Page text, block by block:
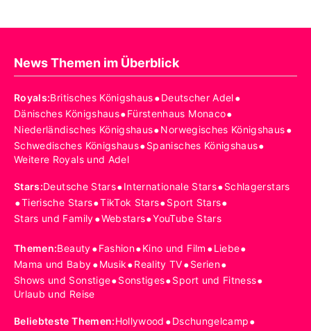
News Themen im Überblick
Royals:Britisches Königshaus•Deutscher Adel•
Dänisches Königshaus•Fürstenhaus Monaco•
Niederländisches Königshaus•Norwegisches Königshaus•
Schwedisches Königshaus•Spanisches Königshaus•
Weitere Royals und Adel
Stars:Deutsche Stars•Internationale Stars•Schlagerstars
•Tierische Stars•TikTok Stars•Sport Stars•
Stars und Family•Webstars•YouTube Stars
Themen:Beauty•Fashion•Kino und Film •Liebe•
Mama und Baby•Musik•Reality TV•Serien•
Shows und Sonstige•Sonstiges•Sport und Fitness•
Urlaub und Reise
Beliebteste Themen:Hollywood •Dschungelcamp•